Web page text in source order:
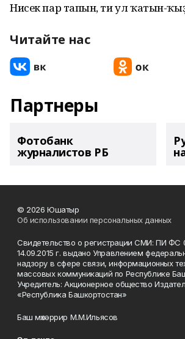
Нисек пар тапһын, ти ул ҡатын-
Читайте нас
Партнеры
Фотобанк
журналистов РБ
© 2026 Юшатыр
Об использовании персональных данных
Свидетельство о регистрации СМИ: ПИ ФС
14.09.2015 г. выдано Управлением
надзору в сфере связи, информационных
массовых коммуникаций по Республике
Учредитель: Акционерное общество
«Республика Башкортостан»
Баш мөхәррир М.М.Ильясов